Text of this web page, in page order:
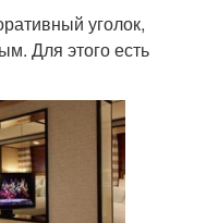
уголок,
Для этого есть